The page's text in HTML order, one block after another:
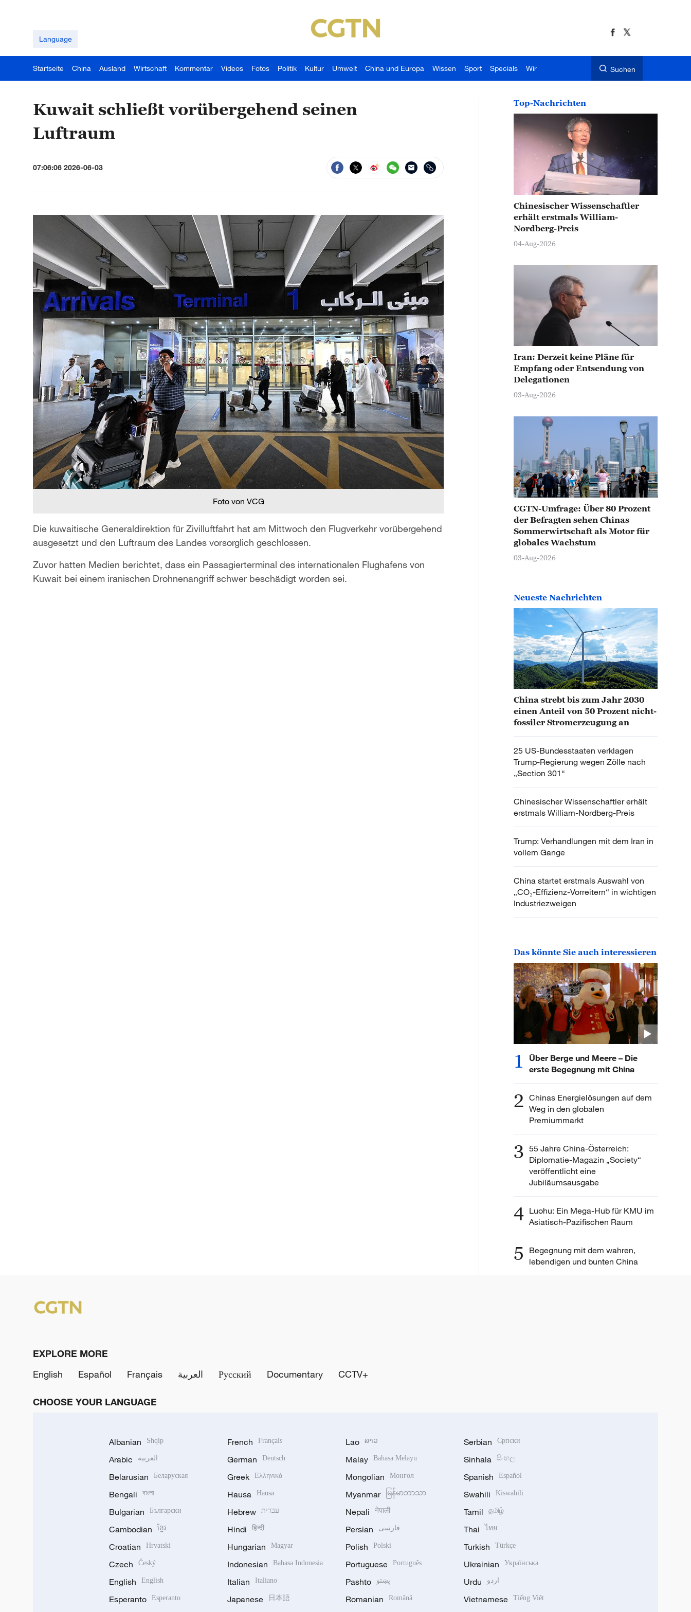
Language
Startseite China Ausland Wirtschaft Kommentar Videos Fotos Politik Kultur Umwelt China und Europa Wissen Sport Specials Wir Suchen
Kuwait schließt vorübergehend seinen
Luftraum
07:06:06 2026-06-03
Foto von VCG
Die kuwaitische Generaldirektion für Zivilluftfahrt hat am Mittwoch den Flugverkehr vorübergehend
ausgesetzt und den Luftraum des Landes vorsorglich geschlossen.
Zuvor hatten Medien berichtet, dass ein Passagierterminal des internationalen Flughafens von
Kuwait bei einem iranischen Drohnenangriff schwer beschädigt worden sei.
Top-Nachrichten
Chinesischer Wissenschaftler
erhält erstmals William-
Nordberg-Preis
04-Aug-2026
Iran: Derzeit keine Pläne für
Empfang oder Entsendung von
Delegationen
03-Aug-2026
CGTN-Umfrage: Über 80 Prozent
der Befragten sehen Chinas
Sommerwirtschaft als Motor für
globales Wachstum
03-Aug-2026
Neueste Nachrichten
China strebt bis zum Jahr 2030
einen Anteil von 50 Prozent nicht-
fossiler Stromerzeugung an
25 US-Bundesstaaten verklagen
Trump-Regierung wegen Zölle nach
„Section 301“
Chinesischer Wissenschaftler erhält
erstmals William-Nordberg-Preis
Trump: Verhandlungen mit dem Iran in
vollem Gange
China startet erstmals Auswahl von
„CO₂-Effizienz-Vorreitern“ in wichtigen
Industriezweigen
Das könnte Sie auch interessieren
1
Über Berge und Meere – Die
erste Begegnung mit China
2 Chinas Energielösungen auf dem
Weg in den globalen
Premiummarkt
3 55 Jahre China-Österreich:
Diplomatie-Magazin „Society“
veröffentlicht eine
Jubiläumsausgabe
4 Luohu: Ein Mega-Hub für KMU im
Asiatisch-Pazifischen Raum
5
Begegnung mit dem wahren,
lebendigen und bunten China
EXPLORE MORE
English
Español Français العربية Русский Documentary CCTV+
CHOOSE YOUR LANGUAGE
Albanian Shqip
Arabic العربية
Belarusian Беларуская
Bengali বাংলা
Bulgarian Български
Cambodian ខ្មែរ
Croatian Hrvatski
Czech Český
English English
Esperanto Esperanto
French Français
German Deutsch
Greek Ελληνικά
Hausa Hausa
Hebrew עברית
Hindi हिन्दी
Hungarian Magyar
Indonesian Bahasa Indonesia
Italian Italiano
Japanese 日本語
Lao ລາວ
Malay Bahasa Melayu
Mongolian Монгол
Myanmar မြန်မာဘာသာ
Nepali नेपाली
Persian فارسی
Polish Polski
Portuguese Português
Pashto پښتو
Romanian Română
Serbian Српски
Sinhala සිංහල
Spanish Español
Swahili Kiswahili
Tamil தமிழ்
Thai ไทย
Turkish Türkçe
Ukrainian Українська
Urdu اردو
Vietnamese Tiếng Việt